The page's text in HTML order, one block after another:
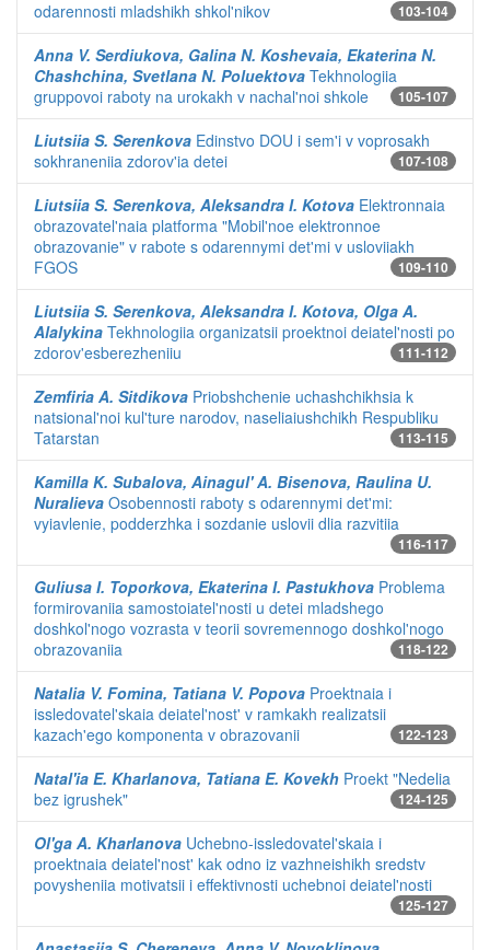
odarennosti mladshikh shkol'nikov
103-104
Anna V. Serdiukova, Galina N. Koshevaia, Ekaterina N.
Chashchina, Svetlana N. Poluektova Tekhnologiia
gruppovoi raboty na urokakh v nachal'noi shkole
105-107
Liutsiia S. Serenkova Edinstvo DOU i sem'i v voprosakh
sokhraneniia zdorov'ia detei
107-108
Liutsiia S. Serenkova, Aleksandra I. Kotova Elektronnaia
obrazovatel'naia platforma "Mobil'noe elektronnoe
obrazovanie" v rabote s odarennymi det'mi v usloviiakh
FGOS
109-110
Liutsiia S. Serenkova, Aleksandra I. Kotova, Olga A.
Alalykina Tekhnologiia organizatsii proektnoi deiatel'nosti po
zdorov'esberezheniiu
111-112
Zemfiria A. Sitdikova Priobshchenie uchashchikhsia k
natsional'noi kul'ture narodov, naseliaiushchikh Respubliku
Tatarstan
113-115
Kamilla K. Subalova, Ainagul' A. Bisenova, Raulina U.
Nuralieva Osobennosti raboty s odarennymi det'mi:
vyiavlenie, podderzhka i sozdanie uslovii dlia razvitiia
116-117
Guliusa I. Toporkova, Ekaterina I. Pastukhova Problema
formirovaniia samostoiatel'nosti u detei mladshego
doshkol'nogo vozrasta v teorii sovremennogo doshkol'nogo
obrazovaniia
118-122
Natalia V. Fomina, Tatiana V. Popova Proektnaia i
issledovatel'skaia deiatel'nost' v ramkakh realizatsii
kazach'ego komponenta v obrazovanii
122-123
Natal'ia E. Kharlanova, Tatiana E. Kovekh Proekt "Nedelia
bez igrushek"
124-125
Ol'ga A. Kharlanova Uchebno-issledovatel'skaia i
proektnaia deiatel'nost' kak odno iz vazhneishikh sredstv
povysheniia motivatsii i effektivnosti uchebnoi deiatel'nosti
125-127